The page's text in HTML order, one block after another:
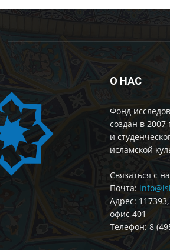
О НАС
Фонд
создан в 2007
и
исламской
Cвязаться с
Почта:
Адрес:
офис 401
Телефон: 8